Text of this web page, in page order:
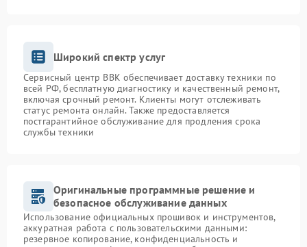
Широкий спектр услуг
Сервисный центр BBK обеспечивает доставку техники по
всей РФ, бесплатную диагностику и качественный ремонт,
включая срочный ремонт. Клиенты могут отслеживать
статус ремонта онлайн. Также предоставляется
постгарантийное обслуживание для продления срока
службы техники
Оригинальные программные решение и
безопасное обслуживание данных
Использование официальных прошивок и инструментов,
аккуратная работа с пользовательскими данными:
резервное копирование, конфиденциальность и